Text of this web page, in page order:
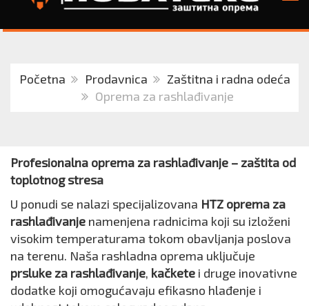
Početna Prodavnica
Zaštitna i radna odeća
Oprema za rashlađivanje
Profesionalna oprema za rashlađivanje – zaštita od
toplotnog stresa
U ponudi se nalazi specijalizovana HTZ oprema za
rashlađivanje namenjena radnicima koji su izloženi
visokim temperaturama tokom obavljanja poslova
na terenu. Naša rashladna oprema uključuje
prsluke za rashlađivanje, kačkete i druge inovativne
dodatke koji omogućavaju efikasno hlađenje i